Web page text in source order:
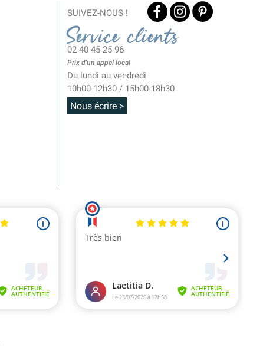
SUIVEZ-NOUS !
Service clients
02-40-45-25-96
Prix d'un appel local
Du lundi au vendredi
10h00-12h30 / 15h00-18h30
Nous écrire >